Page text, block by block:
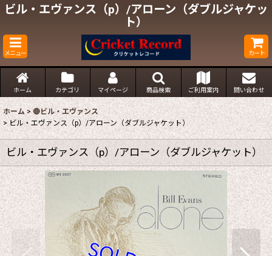
ビル・エヴァンス（p）/アローン（ダブルジャケッ
ト）
メニュー カート
ホーム カテゴリ マイページ 商品検索 ご利用案内 問い合わせ
ホーム > 🔴ビル・エヴァンス
> ビル・エヴァンス（p）/アローン（ダブルジャケット）
ビル・エヴァンス（p）/アローン（ダブルジャケット）